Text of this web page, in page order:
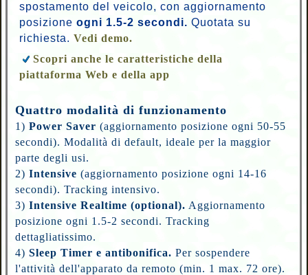
spostamento del veicolo, con aggiornamento
posizioneogni 1.5-2 secondi. Quotata su
richiesta.Vedi demo.
Scopri anche le caratteristiche della
piattaforma Web e della app
Quattro modalità di funzionamento
1)Power Saver (aggiornamento posizione ogni 50-55
secondi). Modalità di default, ideale per la maggior
parte degli usi.
2) Intensive(aggiornamento posizione ogni 14-16
secondi). Tracking intensivo.
3)Intensive Realtime (optional). Aggiornamento
posizione ogni 1.5-2 secondi. Tracking
dettagliatissimo.
4) Sleep Timer e antibonifica. Per sospendere
l'attività dell'apparato da remoto (min. 1 max. 72 ore).